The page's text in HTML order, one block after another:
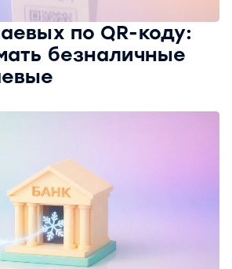
по QR-коду:
безналичные